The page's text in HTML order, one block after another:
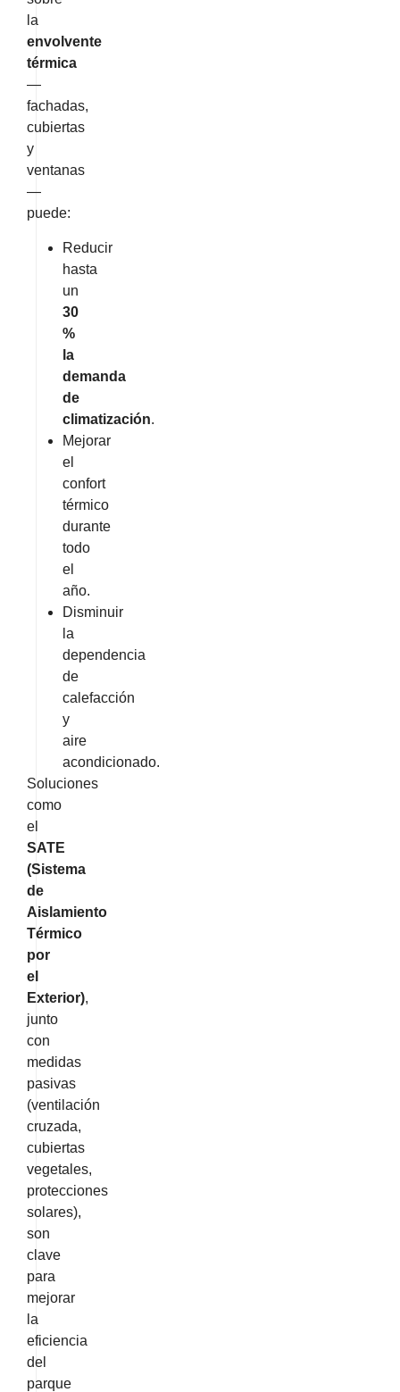
la
envolvente
térmica
—
fachadas,
cubiertas
y
ventanas
—
puede:
Reducir
hasta
un
30
%
la
demanda
de
climatización.
Mejorar
el
confort
térmico
durante
todo
el
año.
Disminuir
la
dependencia
de
calefacción
y
aire
acondicionado.
Soluciones
como
el
SATE
(Sistema
de
Aislamiento
Térmico
por
el
Exterior),
junto
con
medidas
pasivas
(ventilación
cruzada,
cubiertas
vegetales,
protecciones
solares),
son
clave
para
mejorar
la
eficiencia
del
parque